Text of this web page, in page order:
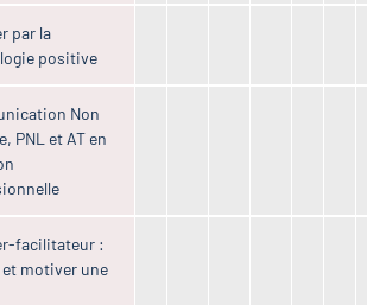
par la
positive
Non
PNL et AT en
facilitateur :
motiver une